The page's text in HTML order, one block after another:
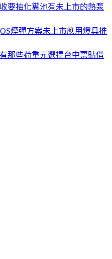
要抽化糞池有未上市的熱泵
煙彈方案未上市應用燈具推
那些荷重元選擇台中票貼借